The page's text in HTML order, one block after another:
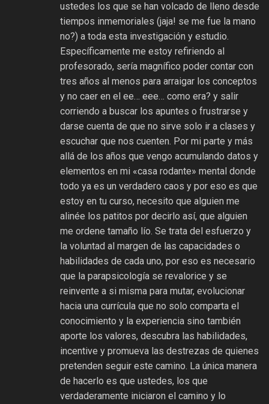
ustedes los que se han volcado de lleno desde
tiempos inmemoriales (jaja! se me fue la mano
no?) a toda esta investigación y estudio.
Específicamente me estoy refiriendo al
profesorado, sería magnífico poder contar con
tres años al menos para arraigar los conceptos
y no caer en el ee… eee… como era? y salir
corriendo a buscar los apuntes o frustrarse y
darse cuenta de que no sirve solo ir a clases y
escuchar que nos cuenten. Por mi parte y más
allá de los años que vengo acumulando datos y
elementos en mi «casa rodante» mental donde
todo ya es un verdadero caos y por eso es que
estoy en tu curso, necesito que alguien me
alinée los patitos por decirlo así, que alguien
me ordene tamaño lío. Se trata del esfuerzo y
la voluntad al margen de las capacidades o
habilidades de cada uno, por eso es necesario
que la parapsicología se revalorice y se
reinvente a si misma para mutar, evolucionar
hacia una currícula que no solo comparta el
conocimiento y la experiencia sino también
aporte los valores, descubra las habilidades,
incentive y promueva las destrezas de quienes
pretenden seguir este camino. La única manera
de hacerlo es que ustedes, los que
verdaderamente iniciaron el camino y lo